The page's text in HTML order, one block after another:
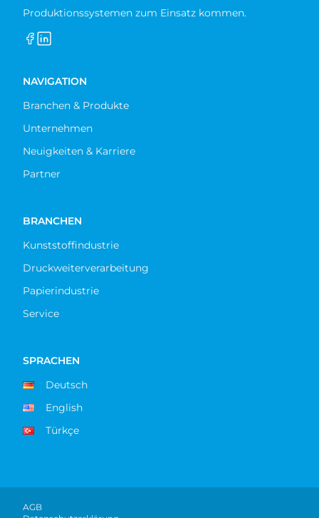
Produktionssystemen zum Einsatz kommen.
NAVIGATION
Branchen & Produkte
Unternehmen
Neuigkeiten & Karriere
Partner
BRANCHEN
Kunststoffindustrie
Druckweiterverarbeitung
Papierindustrie
Service
SPRACHEN
Deutsch
English
Türkçe
AGB